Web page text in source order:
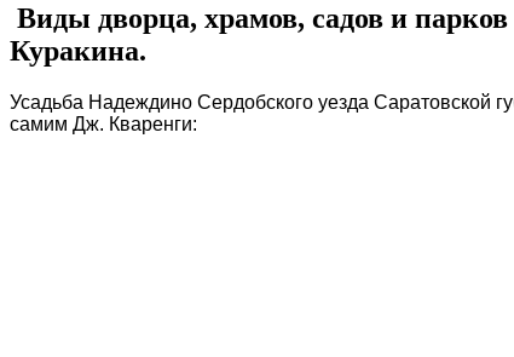
Виды дворца, храмов, садов и
Куракина.
Усадьба Надеждино Сердобского уезда Саратовской
самим Дж. Кваренги: